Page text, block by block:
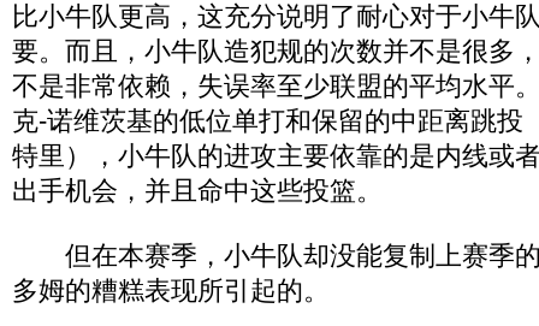
比小牛队更高，这充分说明了耐心对于小牛
要。而且，小牛队造犯规的次数并不是很多
不是非常依赖，失误率至少联盟的平均水平
克-诺维茨基的低位单打和保留的中距离跳投
特里），小牛队的进攻主要依靠的是内线或
出手机会，并且命中这些投篮。
但在本赛季，小牛队却没能复制上赛季
多姆的糟糕表现所引起的。